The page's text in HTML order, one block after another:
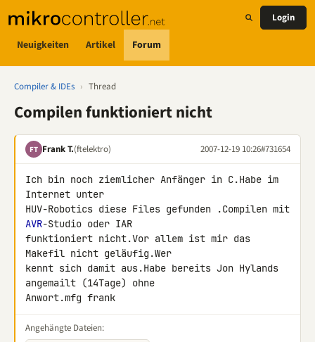
Neuigkeiten Artikel Forum
Login
Compiler & IDEs › Thread
Compilen funktioniert nicht
FT Frank T.(ftelektro) 2007-12-19 10:26#731654
Ich bin noch ziemlicher Anfänger in C.Habe im
Internet unter
AVR-Studio oder IAR
funktioniert nicht.Vor allem ist mir das
Makefil nicht geläufig.Wer
kennt sich damit aus.Habe bereits Jon Hylands
angemailt (14Tage) ohne
Anwort.mfg frank
Angehängte Dateien: